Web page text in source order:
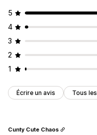
5
4
3
2
1
Écrire un avis Tous
Cunty Cute Chaos